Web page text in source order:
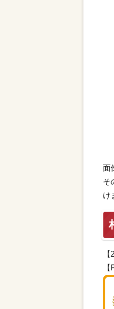
面
そ
け
【